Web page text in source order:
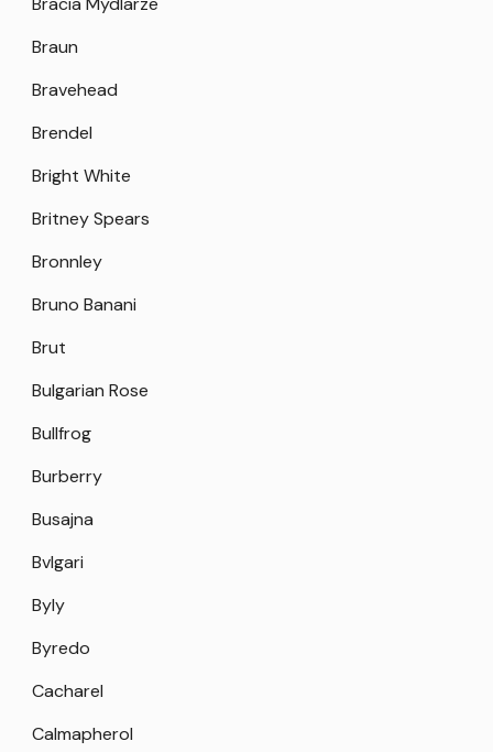
Braun
Bravehead
Brendel
Bright White
Britney Spears
Bronnley
Bruno Banani
Brut
Bulgarian Rose
Bullfrog
Burberry
Busajna
Bvlgari
Byly
Byredo
Cacharel
Calmapherol